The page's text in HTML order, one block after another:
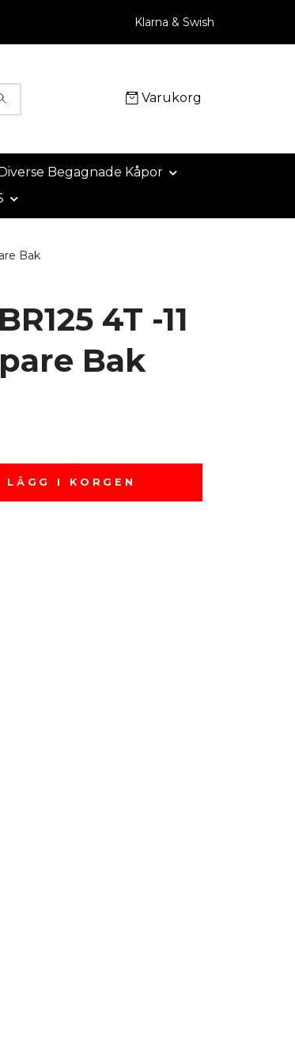
Klarna & Swish
Varukorg
Begagnade Kåpor
Bak
4T -11
Bak
LÄGG I KORGEN